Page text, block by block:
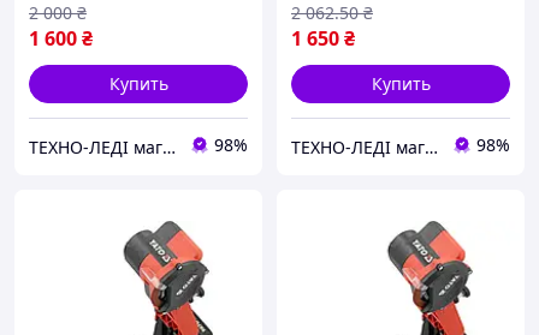
1 600₴
2 000 ₴
Купить
ТЕХНО-ЛЕДІ магазин товарів з Німеччини! 98%
1 650₴
2 062.50 ₴
Купить
ТЕХНО-ЛЕДІ магазин товарів з Німеччини! 98%